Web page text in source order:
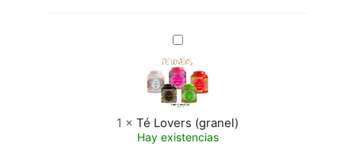
Té
Lovers
(granel)
1 × Té Lovers (granel)
Hay existencias